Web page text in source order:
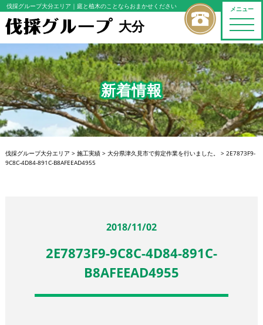
メニュー
toggle
伐採グループ大分エリア ｜庭と植木のことならおまかせください
大分
新着情報
伐採グループ大分エリア > 施工実績> 大分県津久見市で剪定作業を行いました。 > 2E7873F9-
9C8C-4D84-891C-B8AFEEAD4955
2018/11/02
2E7873F9-9C8C-4D84-891C-
B8AFEEAD4955